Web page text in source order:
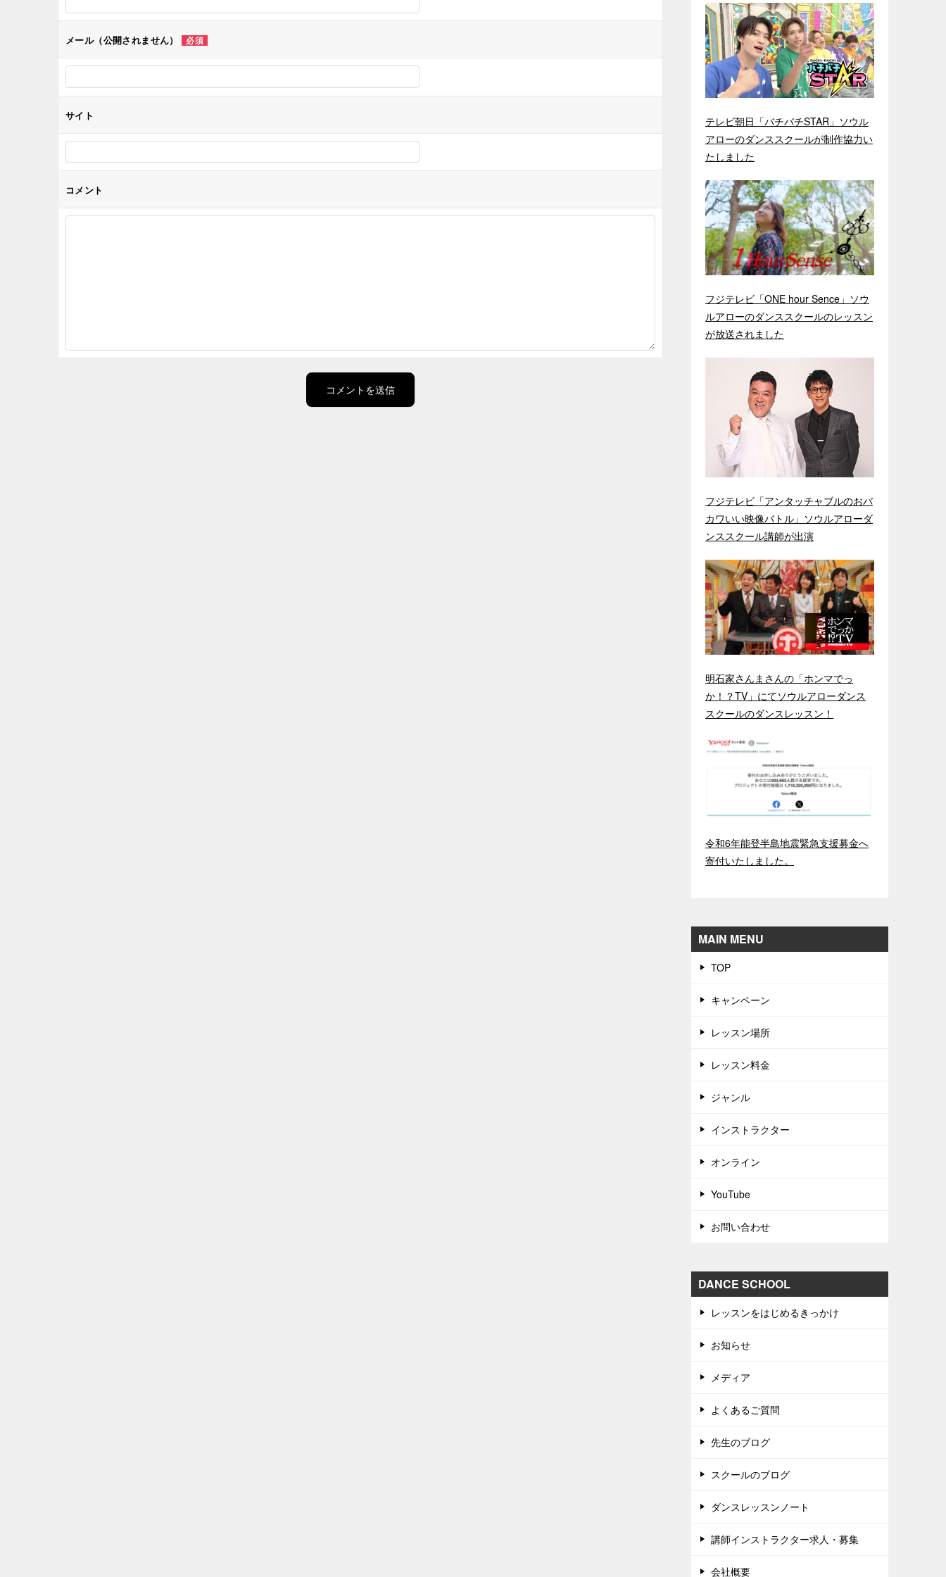
ン
メール（公開されません） 必須
サイト
コメント
テレビ朝日「バチバチSTAR」ソウル
アローのダンススクールが制作協力い
たしました
フジテレビ「ONE hour Sence」ソウ
ルアローのダンススクールのレッスン
が放送されました
フジテレビ「アンタッチャブルのおバ
カワいい映像バトル」ソウルアローダ
ンススクール講師が出演
明石家さんまさんの「ホンマでっ
か！？TV」にてソウルアローダンス
スクールのダンスレッスン！
令和6年能登半島地震緊急支援募金へ
寄付いたしました。
MAIN MENU
TOP
キャンペーン
レッスン場所
レッスン料金
ジャンル
インストラクター
オンライン
YouTube
お問い合わせ
DANCE SCHOOL
レッスンをはじめるきっかけ
お知らせ
メディア
よくあるご質問
先生のブログ
スクールのブログ
ダンスレッスンノート
講師インストラクター求人・募集
会社概要